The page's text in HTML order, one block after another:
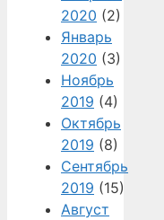
2020 (2)
Январь
2020 (3)
Ноябрь
2019 (4)
Октябрь
2019 (8)
Сентябрь
2019 (15)
Август